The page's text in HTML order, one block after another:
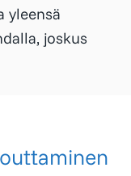
yleensä
joskus